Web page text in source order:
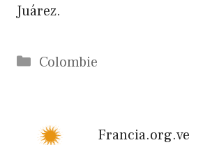
Juárez.
Catégories
Colombie
Francia.org.ve